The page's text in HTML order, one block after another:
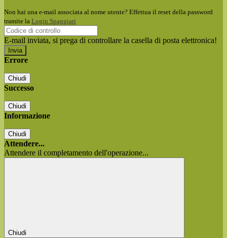
Non hai una e-mail associata al nome utente? Effettua il reset della password
tramite la Login Spaggiari
E-mail inviata, si prega di controllare la casella di posta elettronica!
Errore
Chiudi
Successo
Chiudi
Informazione
Chiudi
Attendere...
Attendere il completamento dell'operazione...
Chiudi